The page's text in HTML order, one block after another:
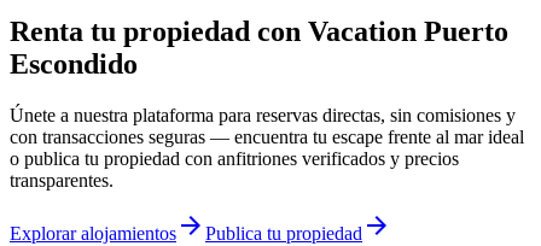
Renta tu propiedad con Vacation Puerto
Escondido
Únete a nuestra plataforma para reservas directas, sin comisiones y
con transacciones seguras — encuentra tu escape frente al mar ideal
o publica tu propiedad con anfitriones verificados y precios
transparentes.
Explorar alojamientos arrow_forward Publica tu propiedad arrow_forward